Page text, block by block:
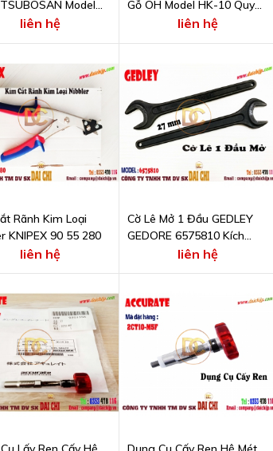
Model
liên hệ
Gỗ OH Model HK-10 Quy
Cách 1 Poundliên hệ
Rãnh Kim Loại
KNIPEX 90 55 280
liên hệ
Cờ Lê Mở 1 Đầu GEDLEY
GEDORE 6575810 Kích
Thước 27 mmliên hệ